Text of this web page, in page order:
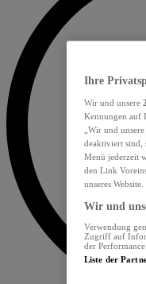
Ihre
Wir und unsere
Kennungen auf
„Wir und
deaktiviert sind,
Menü jederzeit
den Link
unseres
Wir und
Verwendung
Zugriff auf
der
Liste der